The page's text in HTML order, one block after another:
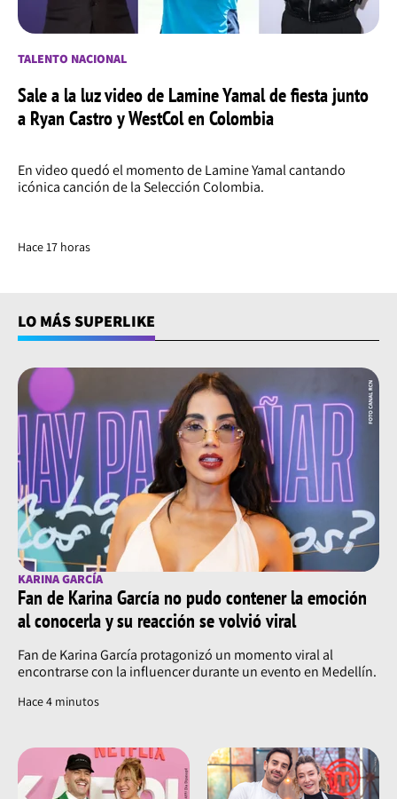
TALENTO NACIONAL
Sale a la luz video de Lamine Yamal de fiesta junto
a Ryan Castro y WestCol en Colombia
En video quedó el momento de Lamine Yamal cantando
icónica canción de la Selección Colombia.
Hace 17 horas
LO MÁS SUPERLIKE
KARINA GARCÍA
Fan de Karina García no pudo contener la emoción
al conocerla y su reacción se volvió viral
Fan de Karina García protagonizó un momento viral al
encontrarse con la influencer durante un evento en Medellín.
Hace 4 minutos